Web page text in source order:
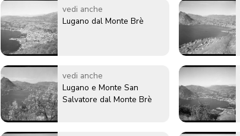
vedi anche
Lugano dal Monte Brè
vedi anche
Lugano e Monte San
Salvatore dal Monte Brè